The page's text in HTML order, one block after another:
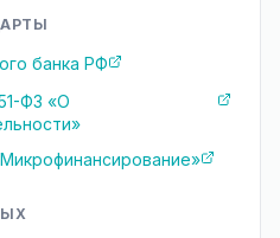
банка РФ
ФЗ «О